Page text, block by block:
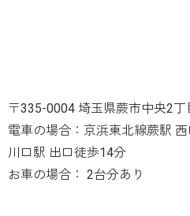
〒335-0004 埼玉県蕨市中央2
電車の場合：京浜東北線蕨駅
川口駅 出口徒歩14分
お車の場合： 2台分あり